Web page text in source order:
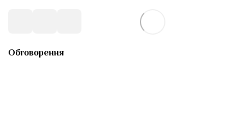
Обговорення